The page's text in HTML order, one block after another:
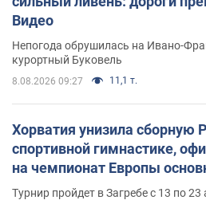
Видео
Непогода обрушилась на Ивано-
курортный Буковель
8.08.2026 09:27 11,1 т.
Хорватия унизила сборную
спортивной гимнастике,
на чемпионат Европы
Турнир пройдет в Загребе с 13 по 23